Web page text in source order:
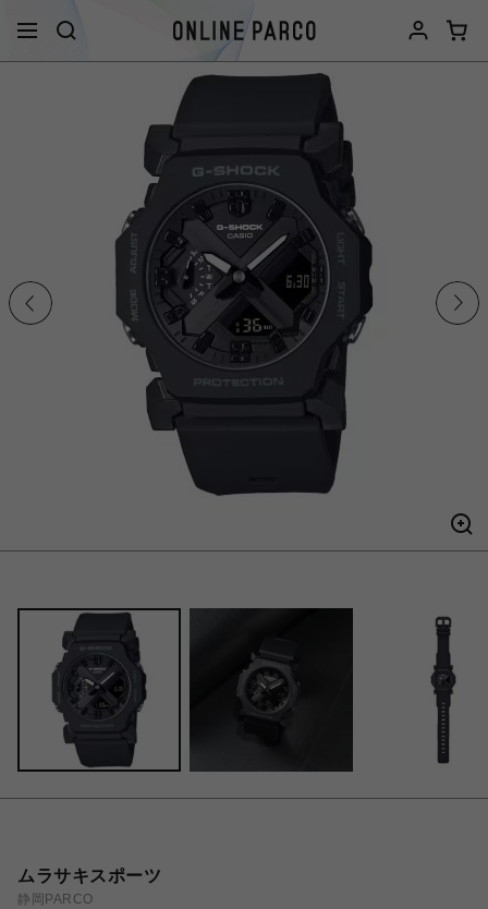
ムラサキスポーツ
静岡PARCO